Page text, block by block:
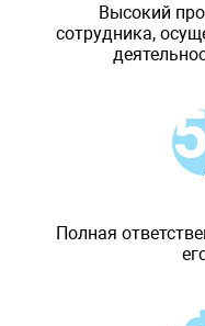
Высокий
сотрудника,
Полная